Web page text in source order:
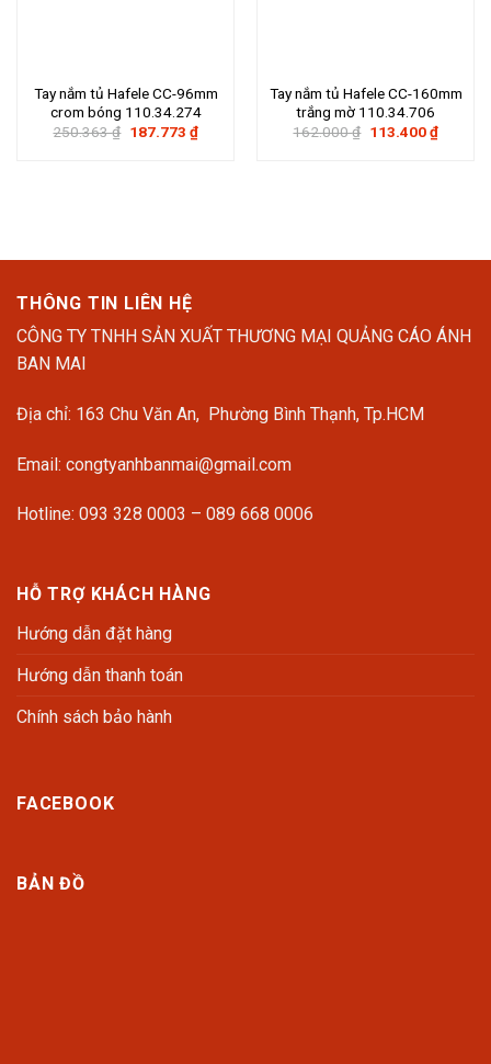
Tay nắm tủ Hafele CC-96mm
crom bóng 110.34.274
250.363₫ Giá
187.773 ₫Giá
hiện
Tay nắm tủ Hafele CC-160mm
trắng mờ 110.34.706
162.000₫ Giá
113.400₫Giá
hiện
THÔNG TIN LIÊN HỆ
CÔNG TY TNHH SẢN XUẤT THƯƠNG MẠI QUẢNG CÁO ÁNH
BAN MAI
Địa chỉ: 163 Chu Văn An, Phường Bình Thạnh, Tp.HCM
Email: congtyanhbanmai@gmail.com
Hotline: 093 328 0003 – 089 668 0006
HỖ TRỢ KHÁCH HÀNG
Hướng dẫn đặt hàng
Hướng dẫn thanh toán
Chính sách bảo hành
FACEBOOK
BẢN ĐỒ